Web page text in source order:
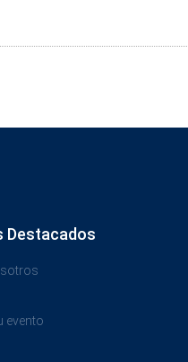
Destacados
evento